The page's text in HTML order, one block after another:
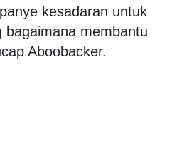
kesadaran untuk
membantu
Aboobacker.